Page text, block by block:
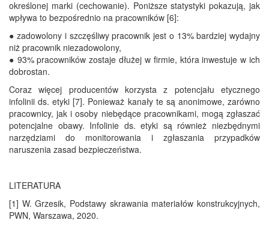
określonej marki (cechowanie). Poniższe statystyki pokazują, jak
wpływa to bezpośrednio na pracowników [6]:
● zadowolony i szczęśliwy pracownik jest o 13% bardziej wydajny
niż pracownik niezadowolony,
● 93% pracowników zostaje dłużej w firmie, która inwestuje w ich
dobrostan.
Coraz więcej producentów korzysta z potencjału etycznego
infolinii ds. etyki [7]. Ponieważ kanały te są anonimowe, zarówno
pracownicy, jak i osoby niebędące pracownikami, mogą zgłaszać
potencjalne obawy. Infolinie ds. etyki są również niezbędnymi
narzędziami do monitorowania i zgłaszania przypadków
naruszenia zasad bezpieczeństwa.
LITERATURA
[1] W. Grzesik, Podstawy skrawania materiałów konstrukcyjnych,
PWN, Warszawa, 2020.